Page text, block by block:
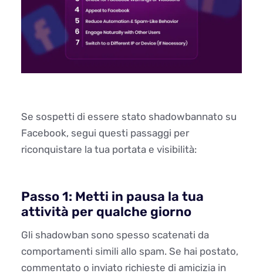
Se sospetti di essere stato shadowbannato su
Facebook, segui questi passaggi per
riconquistare la tua portata e visibilità:
Passo 1: Metti in pausa la tua
attività per qualche giorno
Gli shadowban sono spesso scatenati da
comportamenti simili allo spam. Se hai postato,
commentato o inviato richieste di amicizia in